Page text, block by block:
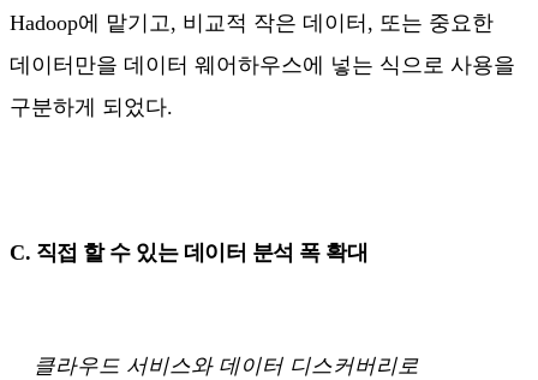
Hadoop에 맡기고, 비교적 작은 데이터, 또는 중요한
데이터만을 데이터 웨어하우스에 넣는 식으로 사용을
구분하게 되었다.
C. 직접 할 수 있는 데이터 분석 폭 확대
클라우드 서비스와 데이터 디스커버리로